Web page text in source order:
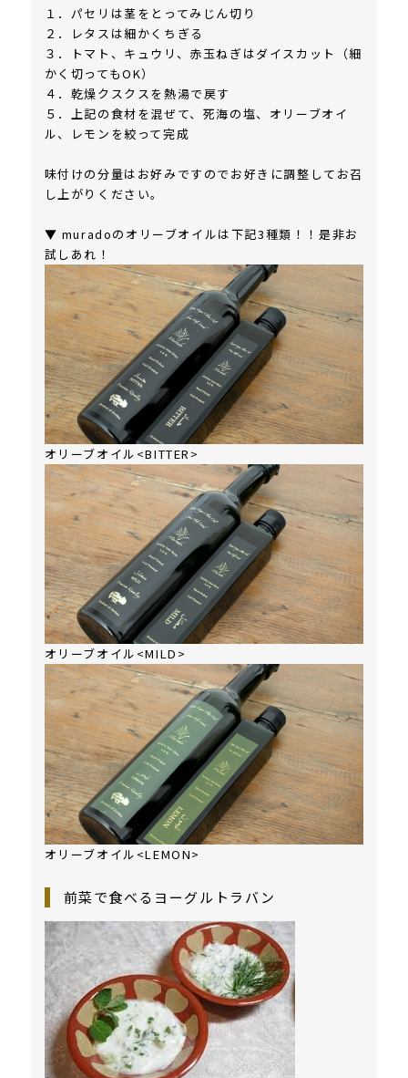
１．パセリは茎をとってみじん切り
２．レタスは細かくちぎる
３．トマト、キュウリ、赤玉ねぎはダイスカット（細
かく切ってもOK）
４．乾燥クスクスを熱湯で戻す
５．上記の食材を混ぜて、死海の塩、オリーブオイ
ル、レモンを絞って完成
味付けの分量はお好みですのでお好きに調整してお召
し上がりください。
▼ muradoのオリーブオイルは下記3種類！！是非お
試しあれ！
オリーブオイル<BITTER>
オリーブオイル<MILD>
オリーブオイル<LEMON>
前菜で食べるヨーグルトラバン